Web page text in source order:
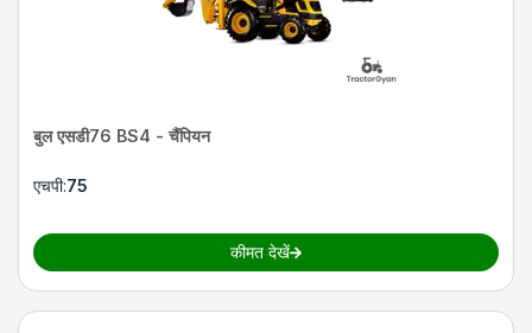
बुल एसडी76 BS4 - चैंपियन
एचपी:75
कीमत देखें